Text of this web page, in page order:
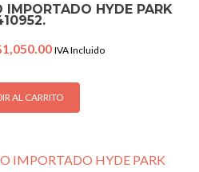
HYDE PARK
1,050.00Current
is:
$1,050.00.
IVA Incluido
AL CARRITO